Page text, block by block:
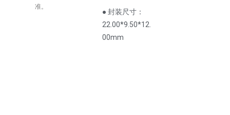
准。
● 封装尺寸：
22.00*9.50*12.
00mm